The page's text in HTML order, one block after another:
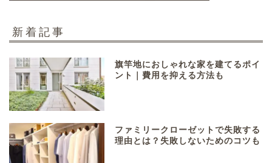
新着記事
旗竿地におしゃれな家を建てるポイ
ント｜費用を抑える方法も
ファミリークローゼットで失敗する
理由とは？失敗しないためのコツも